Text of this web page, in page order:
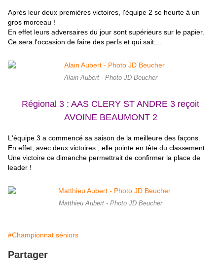
Après leur deux premières victoires, l'équipe 2 se heurte à un
gros morceau !
En effet leurs adversaires du jour sont supérieurs sur le papier.
Ce sera l'occasion de faire des perfs et qui sait....
Alain Aubert - Photo JD Beucher
Régional 3 : AAS CLERY ST ANDRE 3 reçoit
AVOINE BEAUMONT 2
L'équipe 3 a commencé sa saison de la meilleure des façons.
En effet, avec deux victoires , elle pointe en tête du classement.
Une victoire ce dimanche permettrait de confirmer la place de
leader !
Matthieu Aubert - Photo JD Beucher
#Championnat séniors
Partager